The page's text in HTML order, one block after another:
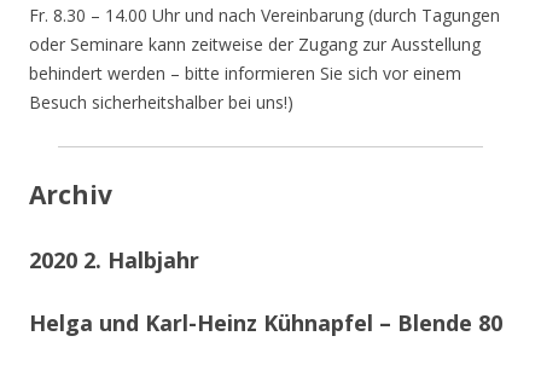
Fr. 8.30 – 14.00 Uhr und nach Vereinbarung (durch Tagungen
oder Seminare kann zeitweise der Zugang zur Ausstellung
behindert werden – bitte informieren Sie sich vor einem
Besuch sicherheitshalber bei uns!)
Archiv
2020 2. Halbjahr
Helga und Karl-Heinz Kühnapfel – Blende 80